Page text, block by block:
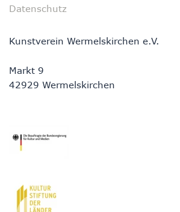
Datenschutz
Kunstverein Wermelskirchen e.V.
Markt 9
42929 Wermelskirchen